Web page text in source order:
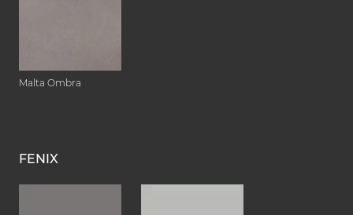
Malta Ombra
FENIX